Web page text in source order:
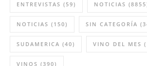
ENTREVISTAS (59) NOTICIAS
NOTICIAS (150) SIN CATEGORÍA
SUDAMERICA (40) VINO DEL MES
VINOS (390)